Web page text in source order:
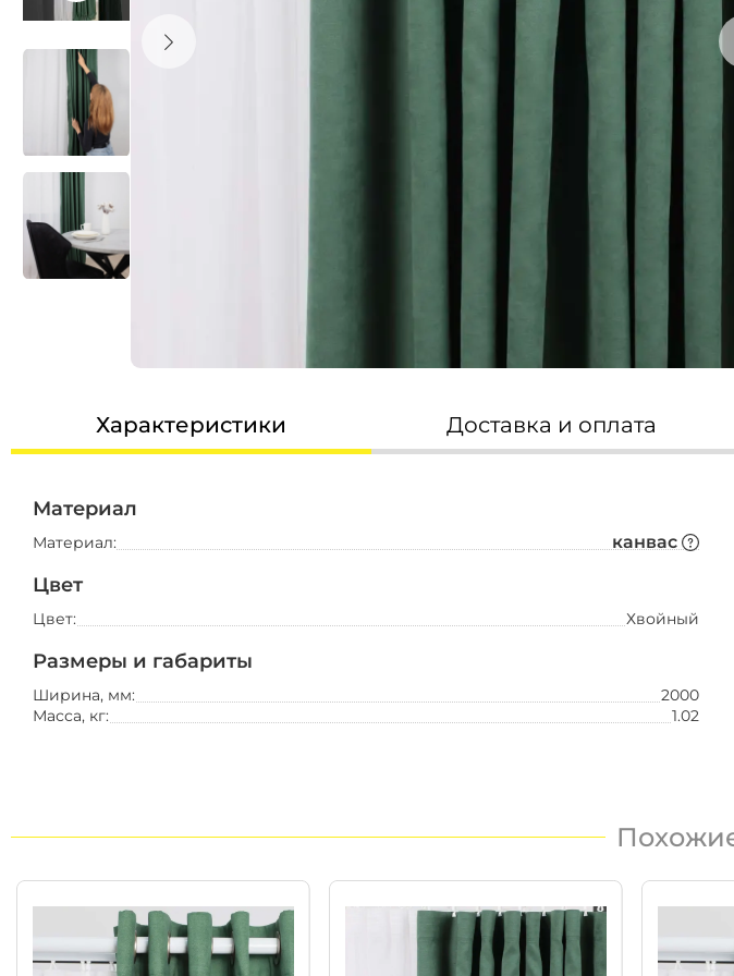
стулья
диваны
Характеристики Доставка и оплата
Материал
Материал: канвас
защищает от света и шума, благодаря своей плотности. Эта
этом хорошо пропускает воздух.
Цвет
Цвет: Хвойный
Размеры и габариты
Ширина, мм:
2000
Масса, кг:
1.02